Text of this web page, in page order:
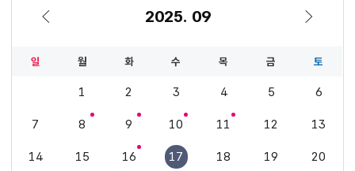
2025. 09
일 월 화 수 목 금 토
1 2 3 4 5 6
7 8 9 10 11 12 13
14 15 16 17 18 19 20